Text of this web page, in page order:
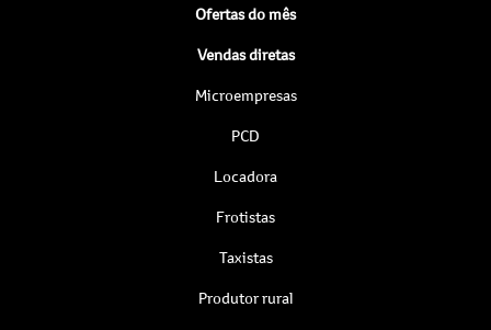
Ofertas do mês
Vendas diretas
Microempresas
PCD
Locadora
Frotistas
Taxistas
Produtor rural